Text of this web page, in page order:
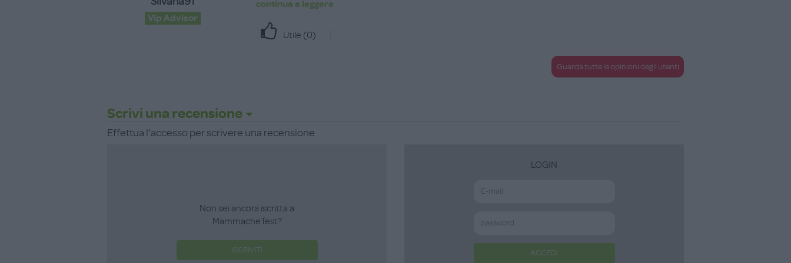
Vip Advisor
continua a leggere
Utile (0)
Guarda tutte le opinioni degli utenti
Scrivi una recensione
Effettua l'accesso per scrivere una recensione
Non sei ancora iscritta a
MammacheTest?
ISCRIVITI
LOGIN
ACCEDI